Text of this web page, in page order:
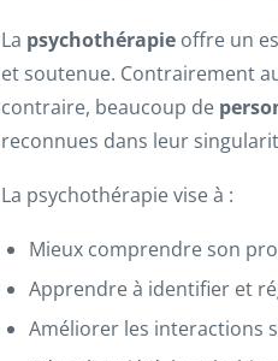
La psychothérapie offre un
et soutenue. Contrairement
contraire, beaucoup de
reconnues dans leur
La psychothérapie vise à :
Mieux comprendre son
Apprendre à identifier et
Améliorer les interactions